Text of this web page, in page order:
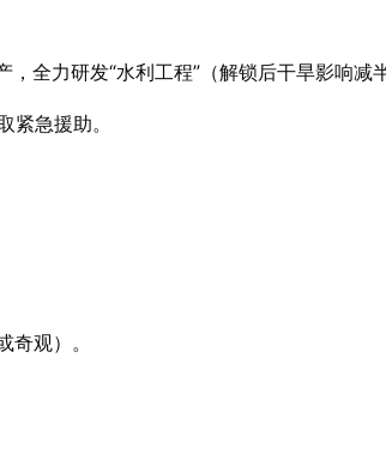
全力研发“水利工程”（解锁后干旱影响减半
紧急援助。
奇观）。